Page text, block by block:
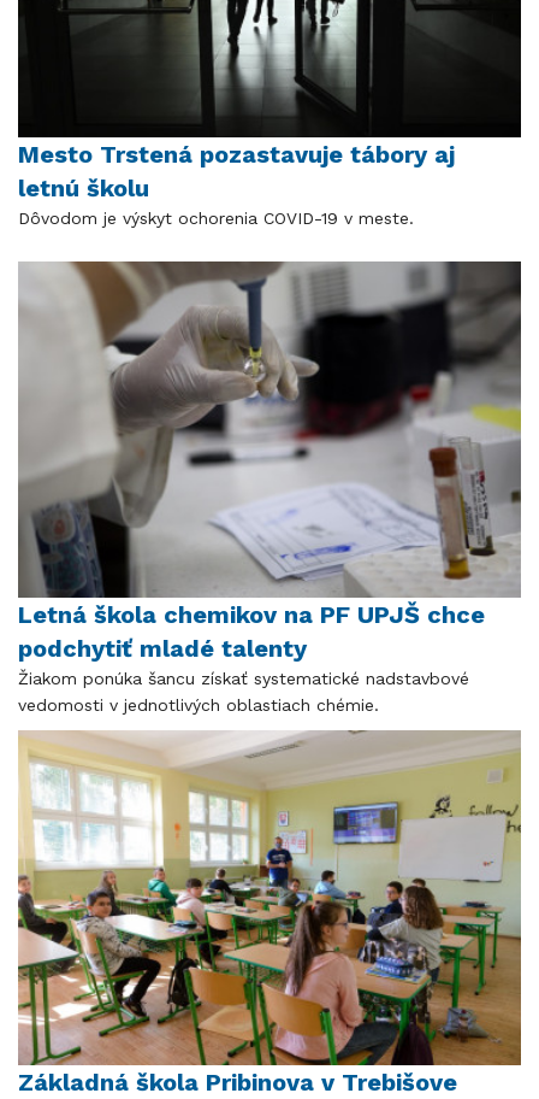
Mesto Trstená pozastavuje tábory aj
letnú školu
Dôvodom je výskyt ochorenia COVID-19 v meste.
Letná škola chemikov na PF UPJŠ chce
podchytiť mladé talenty
Žiakom ponúka šancu získať systematické nadstavbové
vedomosti v jednotlivých oblastiach chémie.
Základná škola Pribinova v Trebišove